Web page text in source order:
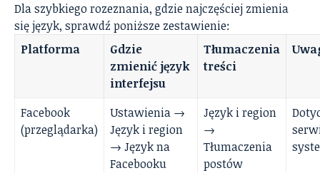
Dla szybkiego rozeznania, gdzie najczęściej zmienia
się język, sprawdź poniższe zestawienie:
Platforma
Gdzie
zmienić język
interfejsu
Tłumaczenia
treści
Facebook
(przeglądarka)
Ustawienia →
Język i region
→ Język na
Facebooku
Język i region
→
Tłumaczenia
postów